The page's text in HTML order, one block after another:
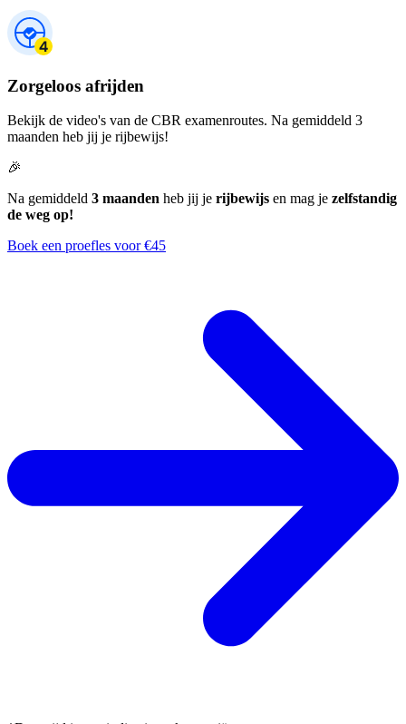
Zorgeloos afrijden
Bekijk de video's van de CBR examenroutes. Na gemiddeld 3
maanden heb jij je rijbewijs!
🎉
Na gemiddeld 3 maanden heb jij je rijbewijs en mag je zelfstandig
de weg op!
Boek een proefles voor €45